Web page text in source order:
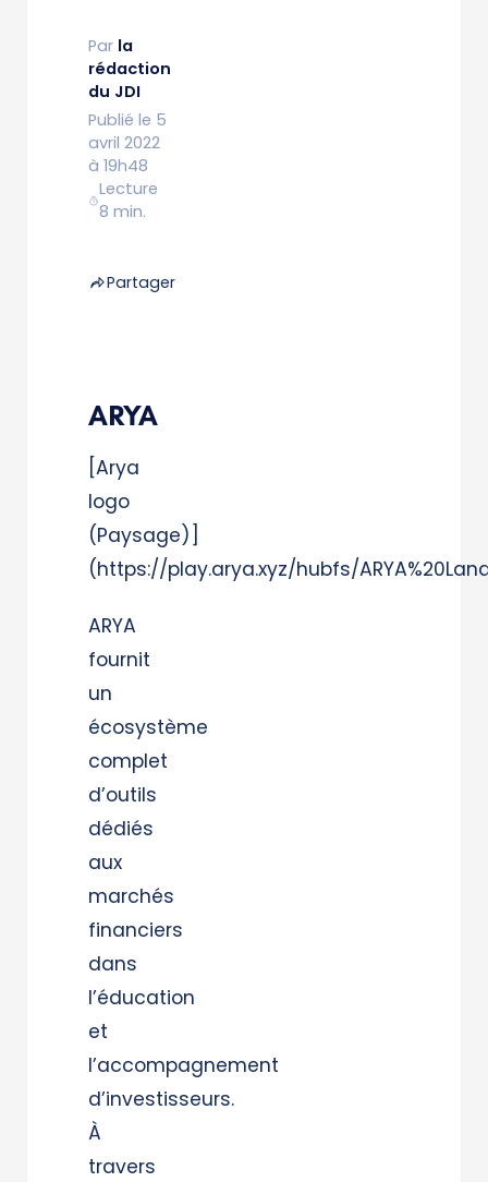
Par la
rédaction
du JDI
Publié le 5
avril 2022
à 19h48
Lecture
8 min.
Partager
ARYA
[Arya
logo
(Paysage)]
(https://play.arya.xyz/hubfs/
ARYA
fournit
un
écosystème
complet
d’outils
dédiés
aux
marchés
financiers
dans
l’éducation
et
l’accompagnement
d’investisseurs.
À
travers